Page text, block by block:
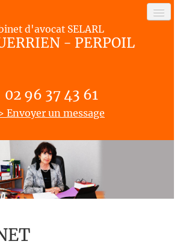
d'avocat SELARL
- PERPOIL
02 96 37 43 61
Envoyer un message
Accueil
Honoraires